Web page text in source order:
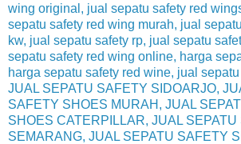
wing original, jual sepatu safety red
sepatu safety red wing murah, jual
kw, jual sepatu safety rp, jual sepatu
sepatu safety red wing online, harga
harga sepatu safety red wine, jual
JUAL SEPATU SAFETY SIDOARJO,
SAFETY SHOES MURAH, JUAL
SHOES CATERPILLAR, JUAL SEPATU
SEMARANG, JUAL SEPATU SAFETY